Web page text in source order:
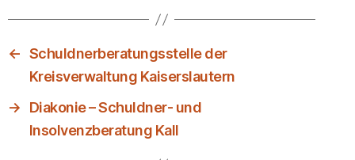
← Schuldnerberatungsstelle der
Kreisverwaltung Kaiserslautern
→
Diakonie – Schuldner- und
Insolvenzberatung Kall